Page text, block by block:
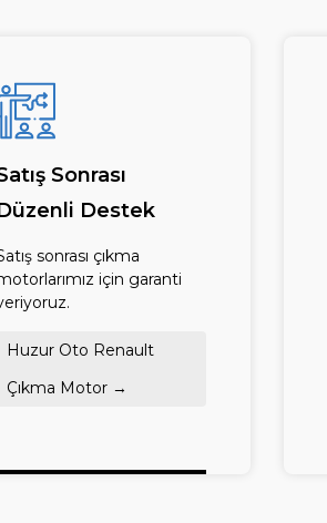
Sonrası
Destek
sonrası çıkma
için garanti
Huzur Oto Renault
Çıkma Motor →